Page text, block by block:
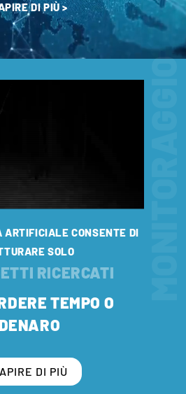
DI PIÙ >
CONSENTE DI
SOLO
RICERCATI
TEMPO O
DI PIÙ
MONITORAGGIO